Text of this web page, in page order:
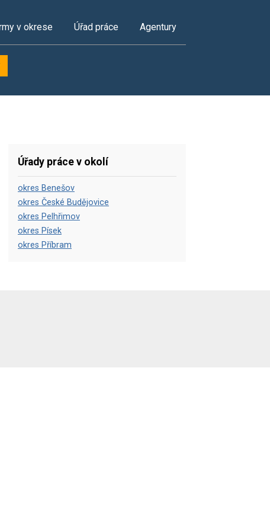
v okrese Úřad práce Agentury
Úřady práce v okolí
okres Benešov
okres České Budějovice
okres Pelhřimov
okres Písek
okres Příbram